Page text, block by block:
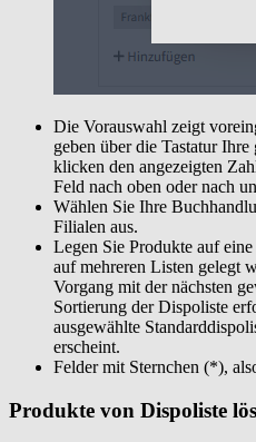
Die Vorauswahl zeigt
geben über die Tastatur
klicken den angezeigten
Feld nach oben oder nach
Wählen Sie Ihre
Filialen aus.
Legen Sie Produkte auf
auf mehreren Listen gelegt
Vorgang mit der nächsten
Sortierung der Dispoliste
ausgewählte
erscheint.
Felder mit Sternchen (*),
Produkte von Dispoliste